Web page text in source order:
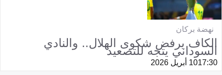
نهضة بركان
الكاف يرفض شكوى الهلال.. والنادي
السوداني يتجه للتصعيد
17:3010 أبريل 2026